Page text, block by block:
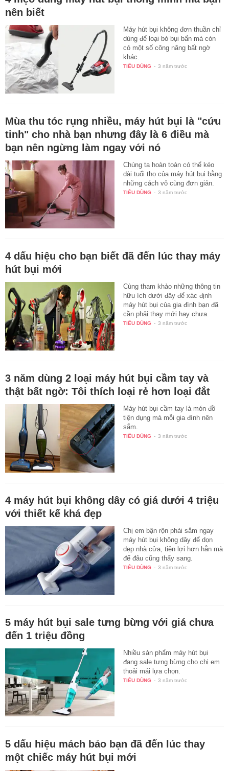
nên biết
Máy hút bụi không đơn thuần chỉ
dùng để loại bỏ bụi bẩn mà còn
có một số công năng bất ngờ
khác.
TIÊU DÙNG - 3 năm trước
Mùa thu tóc rụng nhiều, máy hút bụi là "cứu
tinh" cho nhà bạn nhưng đây là 6 điều mà
bạn nên ngừng làm ngay với nó
Chúng ta hoàn toàn có thể kéo
dài tuổi thọ của máy hút bụi bằng
những cách vô cùng đơn giản.
TIÊU DÙNG - 3 năm trước
4 dấu hiệu cho bạn biết đã đến lúc thay máy
hút bụi mới
Cùng tham khảo những thông tin
hữu ích dưới đây để xác định
máy hút bụi của gia đình bạn đã
cần phải thay mới hay chưa.
TIÊU DÙNG - 3 năm trước
3 năm dùng 2 loại máy hút bụi cầm tay và
thật bất ngờ: Tôi thích loại rẻ hơn loại đắt
Máy hút bụi cầm tay là món đồ
tiện dụng mà mỗi gia đình nên
sắm.
TIÊU DÙNG - 3 năm trước
4 máy hút bụi không dây có giá dưới 4 triệu
với thiết kế khá đẹp
Chị em bận rộn phải sắm ngay
máy hút bụi không dây để dọn
dẹp nhà cửa, tiện lợi hơn hẳn mà
để đâu cũng thấy sang.
TIÊU DÙNG - 3 năm trước
5 máy hút bụi sale tưng bừng với giá chưa
đến 1 triệu đồng
Nhiều sản phẩm máy hút bụi
đang sale tưng bừng cho chị em
thoải mái lựa chọn.
TIÊU DÙNG - 3 năm trước
5 dấu hiệu mách bảo bạn đã đến lúc thay
một chiếc máy hút bụi mới